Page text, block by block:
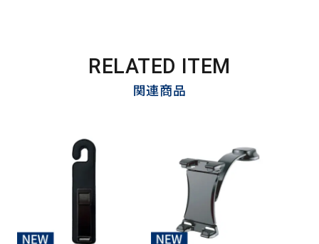
RELATED ITEM
関連商品